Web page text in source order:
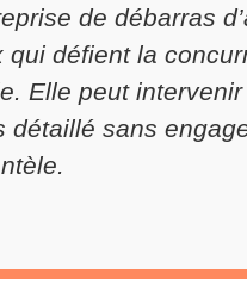
de débarras
défient la
Elle peut
sans